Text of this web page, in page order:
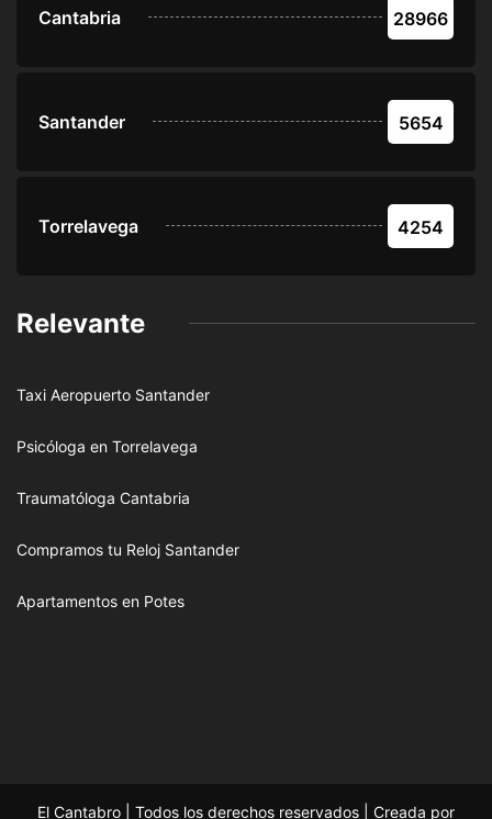
Cantabria 28966
Santander 5654
Torrelavega 4254
Relevante
Taxi Aeropuerto Santander
Psicóloga en Torrelavega
Traumatóloga Cantabria
Compramos tu Reloj Santander
Apartamentos en Potes
El Cantabro | Todos los derechos reservados | Creada por